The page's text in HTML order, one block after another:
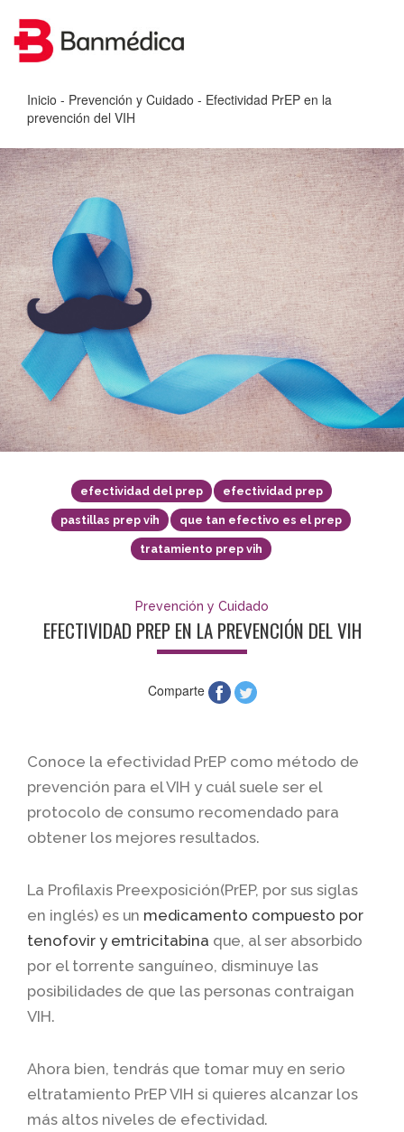
Inicio - Prevención y Cuidado - Efectividad PrEP en la
prevención del VIH
efectividad del prep efectividad prep
pastillas prep vih que tan efectivo es el prep
tratamiento prep vih
Prevención y Cuidado
EFECTIVIDAD PREP EN LA PREVENCIÓN DEL VIH
Comparte
Conoce la efectividad PrEP como método de
prevención para el VIH y cuál suele ser el
protocolo de consumo recomendado para
obtener los mejores resultados.
La Profilaxis Preexposición(PrEP, por sus siglas
en inglés) es un medicamento compuesto por
tenofovir y emtricitabina que, al ser absorbido
por el torrente sanguíneo, disminuye las
posibilidades de que las personas contraigan
VIH.
Ahora bien, tendrás que tomar muy en serio
eltratamiento PrEP VIH si quieres alcanzar los
más altos niveles de efectividad.